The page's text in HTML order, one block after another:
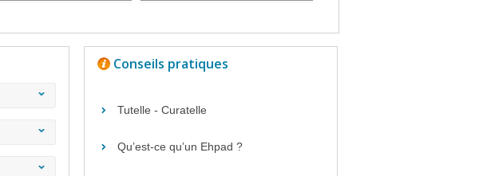
Conseils pratiques
Tutelle - Curatelle
Qu’est-ce qu’un Ehpad ?